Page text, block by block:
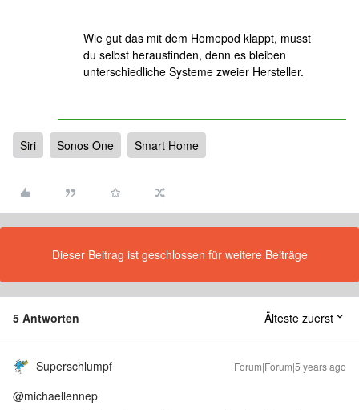
Wie gut das mit dem Homepod klappt, musst
du selbst herausfinden, denn es bleiben
unterschiedliche Systeme zweier Hersteller.
Siri Sonos One Smart Home
Dieser Beitrag ist geschlossen für weitere Beiträge
5 Antworten Älteste zuerst
Superschlumpf Forum|Forum|5 years ago
@michaellennep